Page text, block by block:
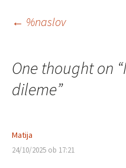
Krmarjenje
prispevkih
← %naslov
One thought on “
dileme”
Matija
24/10/2025 ob 17:21